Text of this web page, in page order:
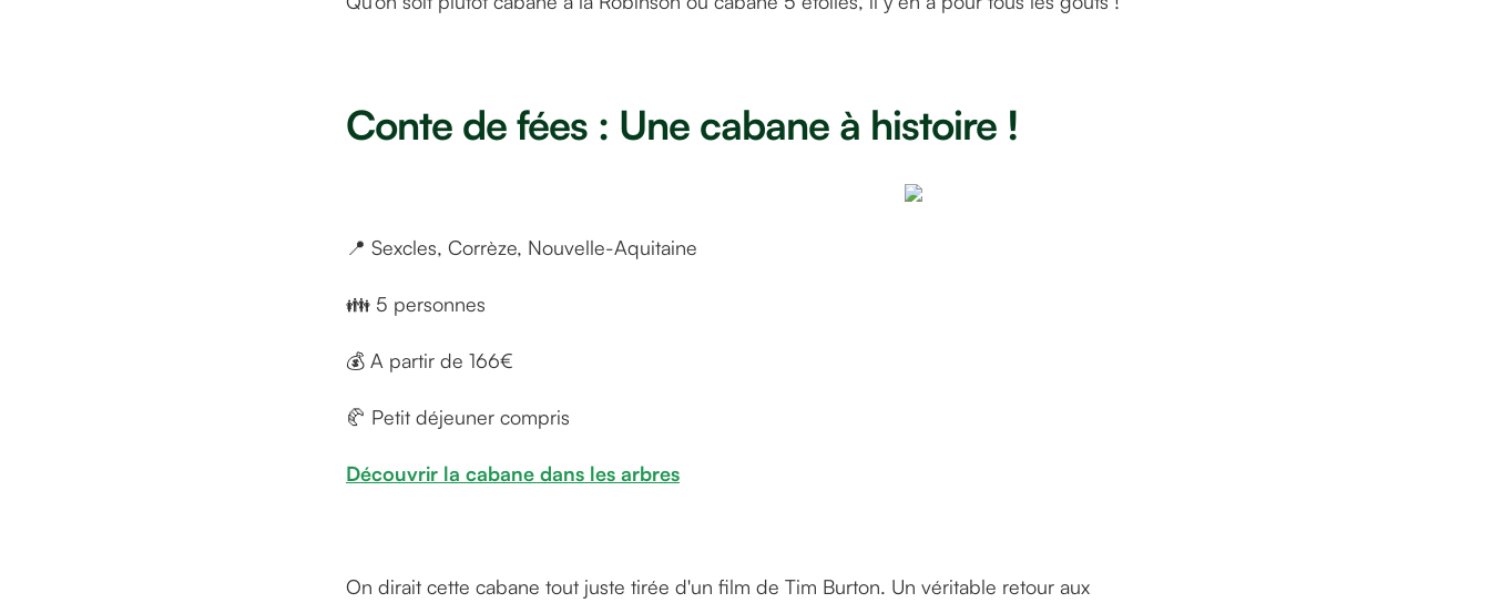
Conte de fées : Une cabane à histoire !
📍 Sexcles, Corrèze, Nouvelle-Aquitaine
👪 5 personnes
💰 A partir de 166€
🥐 Petit déjeuner compris
Découvrir la cabane dans les arbres
On dirait cette cabane tout juste tirée d'un film de Tim Burton. Un véritable retour aux